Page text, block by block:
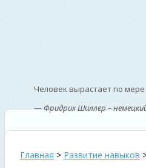
Человек вырастает по мере
—Фридрих Шиллер –
Главная > Развитие навыков